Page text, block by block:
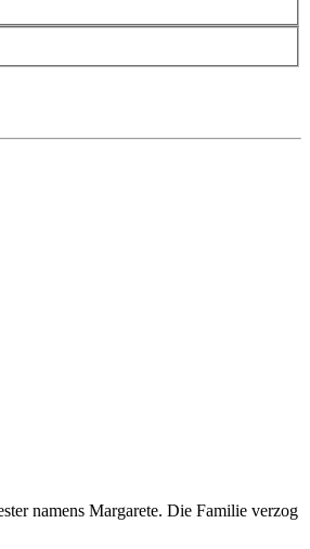
namens Margarete. Die Familie verzog